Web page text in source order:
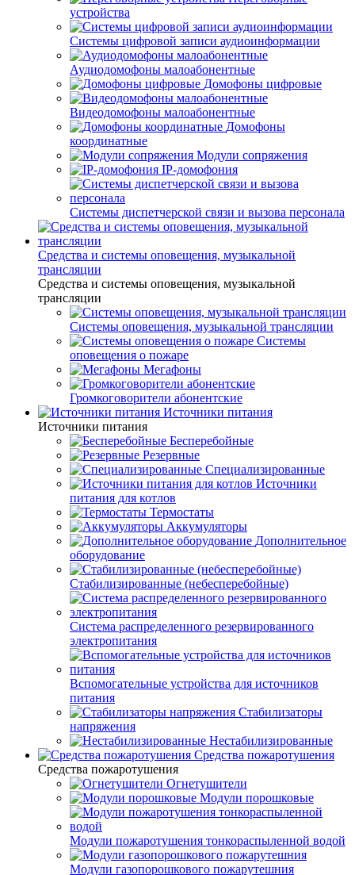
устройства
Системы цифровой записи аудиоинформации
Аудиодомофоны малоабонентные
Домофоны цифровые
Видеодомофоны малоабонентные
Домофоны
координатные
Модули сопряжения
IP-домофония
Системы диспетчерской связи и вызова персонала
Средства и системы оповещения, музыкальной
трансляции
Средства и системы оповещения, музыкальной
трансляции
Системы оповещения, музыкальной трансляции
Системы
оповещения о пожаре
Мегафоны
Громкоговорители абонентские
Источники питания
Источники питания
Бесперебойные
Резервные
Специализированные
Источники
питания для котлов
Термостаты
Аккумуляторы
Дополнительное
оборудование
Стабилизированные (небесперебойные)
Система распределенного резервированного
электропитания
Вспомогательные устройства для источников
питания
Стабилизаторы
напряжения
Нестабилизированные
Средства пожаротушения
Средства пожаротушения
Огнетушители
Модули порошковые
Модули пожаротушения тонкораспыленной водой
Модули газопорошкового пожарутешния